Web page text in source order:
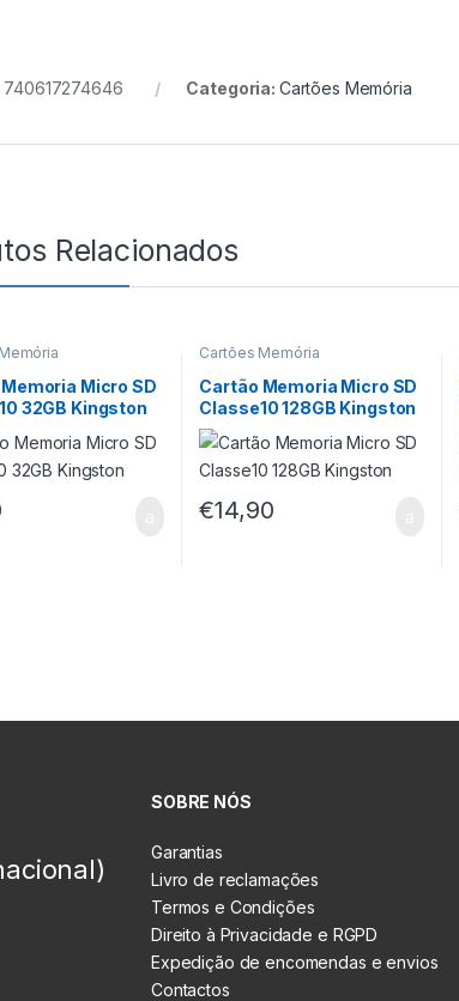
740617274646 Categoria: Cartões Memória
Relacionados
Micro SD
32GB Kingston
Cartões Memória
Cartão Memoria Micro SD
Classe10 128GB Kingston
€14,90
SOBRE NÓS
Garantias
Livro de reclamações
Termos e Condições
Direito à Privacidade e RGPD
Expedição de encomendas e envios
Contactos